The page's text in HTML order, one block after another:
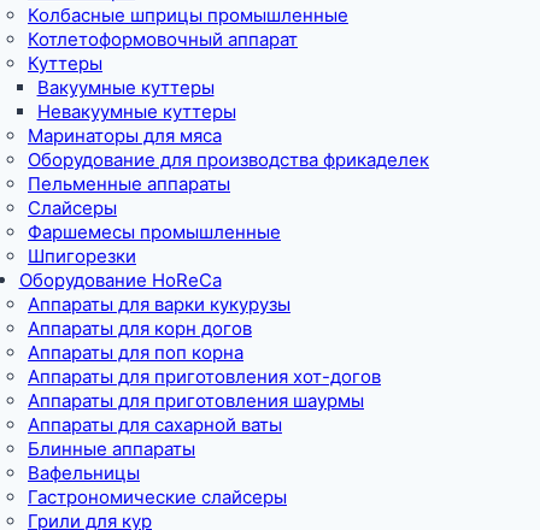
Колбасные шприцы промышленные
Котлетоформовочный аппарат
Куттеры
Вакуумные куттеры
Невакуумные куттеры
Маринаторы для мяса
Оборудование для производства фрикаделек
Пельменные аппараты
Слайсеры
Фаршемесы промышленные
Шпигорезки
Оборудование HoReCa
Аппараты для варки кукурузы
Аппараты для корн догов
Аппараты для поп корна
Аппараты для приготовления хот-догов
Аппараты для приготовления шаурмы
Аппараты для сахарной ваты
Блинные аппараты
Вафельницы
Гастрономические слайсеры
Грили для кур